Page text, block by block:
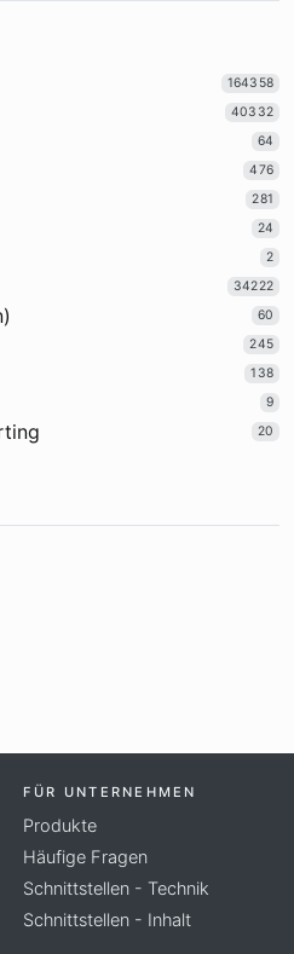
164358
40332
64
476
281
24
2
34222
60
245
138
9
20
FÜR UNTERNEHMEN
Produkte
Häufige Fragen
Schnittstellen - Technik
Schnittstellen - Inhalt